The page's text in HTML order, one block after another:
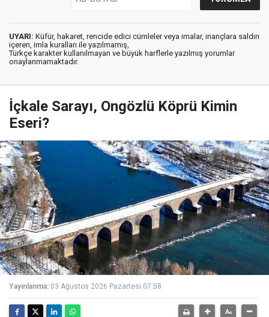
UYARI: Küfür, hakaret, rencide edici cümleler veya imalar, inançlara saldırı
içeren, imla kuralları ile yazılmamış,
Türkçe karakter kullanılmayan ve büyük harflerle yazılmış yorumlar
onaylanmamaktadır.
İçkale Sarayı, Ongözlü Köprü Kimin
Eseri?
Yayınlanma: 03 Ağustos 2026 Pazartesi 07:58